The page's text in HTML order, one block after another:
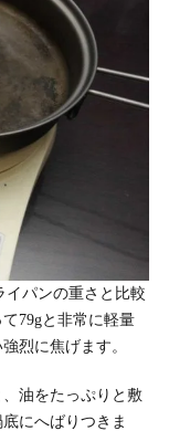
イパンの重さと比較
79gと非常に軽量
烈に焦げます。
油をたっぷりと敷
にへばりつきま